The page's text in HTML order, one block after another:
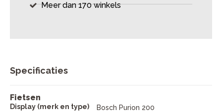
Meer dan 170 winkels
Specificaties
Fietsen
Display (merk en type)
Bosch Purion 200